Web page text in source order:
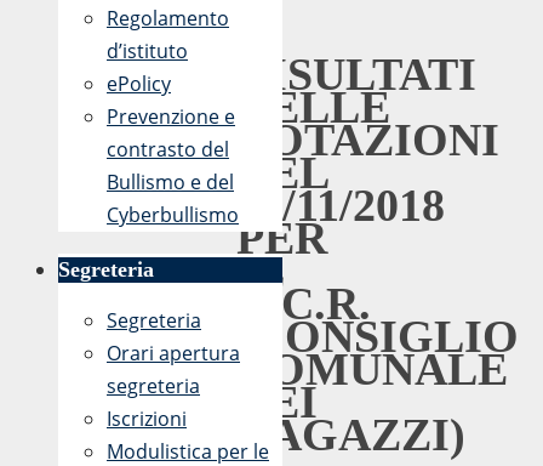
RISULTATI
DELLE
VOTAZIONI
DEL
21/11/2018
PER
IL
C.C.R.
(CONSIGLIO
COMUNALE
DEI
RAGAZZI)
Regolamento
d’istituto
ePolicy
Prevenzione e
contrasto del
Bullismo e del
Cyberbullismo
Segreteria
Segreteria
Orari apertura
segreteria
Iscrizioni
Modulistica per le